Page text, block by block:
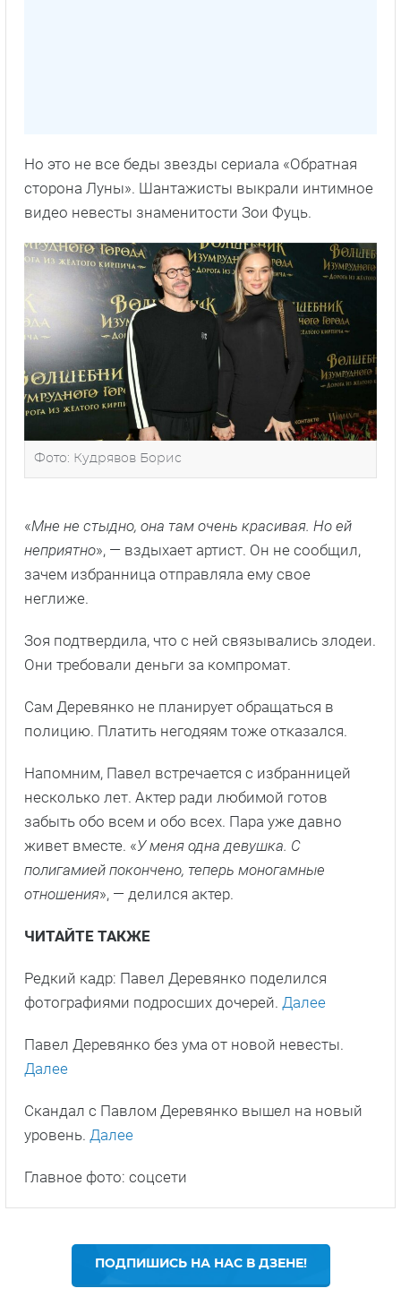
Но это не все беды звезды сериала «Обратная
сторона Луны». Шантажисты выкрали интимное
видео невесты знаменитости Зои Фуць.
Фото: Кудрявов Борис
«Мне не стыдно, она там очень красивая. Но ей
неприятно», — вздыхает артист. Он не сообщил,
зачем избранница отправляла ему свое
неглиже.
Зоя подтвердила, что с ней связывались злодеи.
Они требовали деньги за компромат.
Сам Деревянко не планирует обращаться в
полицию. Платить негодяям тоже отказался.
Напомним, Павел встречается с избранницей
несколько лет. Актер ради любимой готов
забыть обо всем и обо всех. Пара уже давно
живет вместе. «У меня одна девушка. С
полигамией покончено, теперь моногамные
отношения», — делился актер.
ЧИТАЙТЕ ТАКЖЕ
Редкий кадр: Павел Деревянко поделился
фотографиями подросших дочерей. Далее
Павел Деревянко без ума от новой невесты.
Далее
Скандал с Павлом Деревянко вышел на новый
уровень. Далее
Главное фото: соцсети
ПОДПИШИСЬ НА НАС В ДЗЕНЕ!